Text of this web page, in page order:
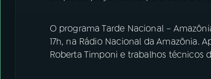
O programa Tarde Nacional –
17h, na Rádio Nacional da Amazônia.
Roberta Timponi e trabalhos técnicos